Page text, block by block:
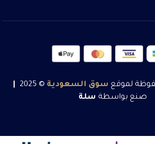
لموقع سوق السعودية © 2025
صنع بواسطة سلة